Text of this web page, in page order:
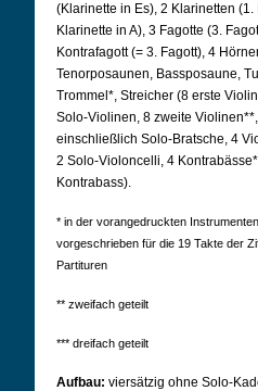
(Klarinette in Es), 2 Klarinetten (1.
Klarinette in A), 3 Fagotte (3.
Kontrafagott (= 3. Fagott), 4
Tenorposaunen, Bassposaune,
Trommel*, Streicher (8 erste
Solo-Violinen, 8 zweite
einschließlich Solo-Bratsche, 4
2 Solo-Violoncelli, 4
Kontrabass).
* in der vorangedruckten
vorgeschrieben für die 19 Takte der
Partituren
** zweifach geteilt
*** dreifach geteilt
Aufbau: viersätzig ohne Solo-